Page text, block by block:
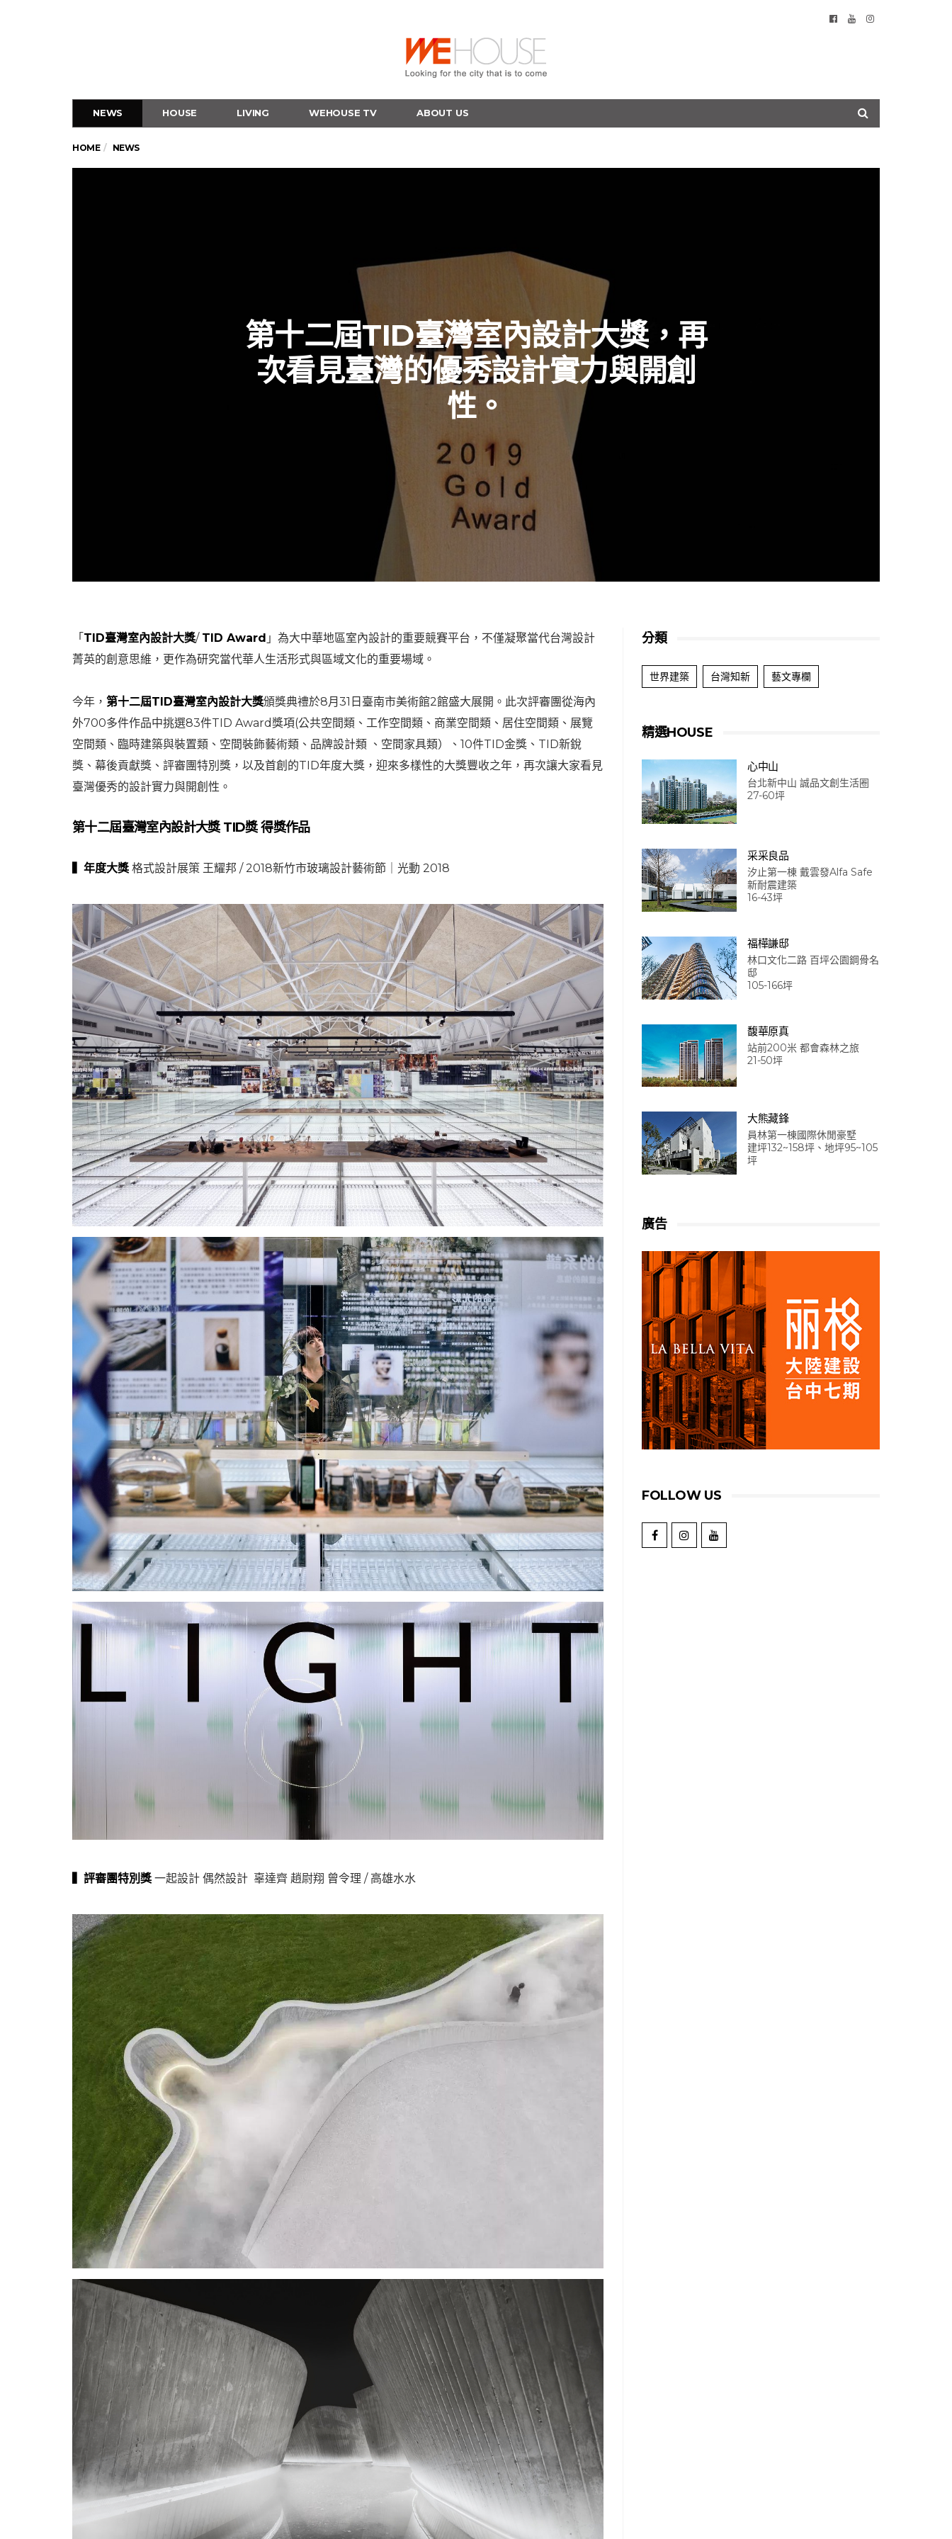
NEWS HOUSE LIVING WEHOUSE TV ABOUT US
HOME NEWS
第十二屆TID臺灣室內設計大獎，再
次看見臺灣的優秀設計實力與開創
性。
「 TID臺灣室內設計大獎/ TID Award 」為大中華地區室內設計的重要競賽平台，不僅凝聚當代台灣設計
菁英的創意思維，更作為研究當代華人生活形式與區域文化的重要場域。
今年， 第十二屆TID臺灣室內設計大獎頒獎典禮於8月31日臺南市美術館2館盛大展開。此次評審團從海內
外700多件作品中挑選83件TID Award獎項(公共空間類、工作空間類、商業空間類、居住空間類、展覽
空間類、臨時建築與裝置類、空間裝飾藝術類、品牌設計類 、空間家具類）、10件TID金獎、TID新銳
獎、幕後貢獻獎、評審團特別獎，以及首創的TID年度大獎，迎來多樣性的大獎豐收之年，再次讓大家看見
臺灣優秀的設計實力與開創性。
第十二屆臺灣室內設計大獎 TID獎 得獎作品
年度大獎 格式設計展策 王耀邦 / 2018新竹市玻璃設計藝術節｜光動 2018
評審團特別獎 一起設計 偶然設計 辜達齊 趙尉翔 曾令理 / 高雄水水
分類
世界建築 台灣知新 藝文專欄
精選HOUSE
心中山
台北新中山 誠品文創生活圈
27-60坪
采采良品
汐止第一棟 戴雲發Alfa Safe
新耐震建築
16-43坪
福樺謙邸
林口文化二路 百坪公園鋼骨名
邸
105-166坪
馥華原真
站前200米 都會森林之旅
21-50坪
大熊藏鋒
員林第一棟國際休閒豪墅
建坪132~158坪、地坪95~105
坪
廣告
FOLLOW US